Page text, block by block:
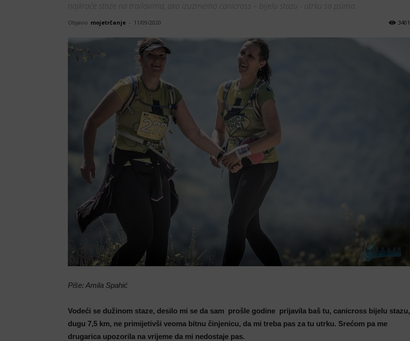
najkraće staze na trailovima, ako izuzmemo canicross – bijelu stazu - utrku sa psima.
Objavio mojetrčanje - 11/09/2020 3401
Piše: Amila Spahić
Vodeći se dužinom staze, desilo mi se da sam prošle godine prijavila baš tu, canicross bijelu stazu,
dugu 7,5 km, ne primijetivši veoma bitnu činjenicu, da mi treba pas za tu utrku. Srećom pa me
drugarica upozorila na vrijeme da mi nedostaje pas.